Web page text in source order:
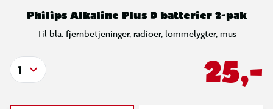
Philips Alkaline Plus D batterier 2-pak
Til bla. fjernbetjeninger, radioer, lommelygter, mus
25,-
1